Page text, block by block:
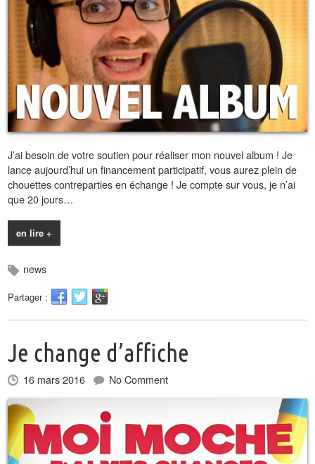
J’ai besoin de votre soutien pour réaliser mon nouvel album ! Je
lance aujourd’hui un financement participatif, vous aurez plein de
chouettes contreparties en échange ! Je compte sur vous, je n’ai
que 20 jours…
en lire +
news
Partager :
Je change d’affiche
16 mars 2016 No Comment